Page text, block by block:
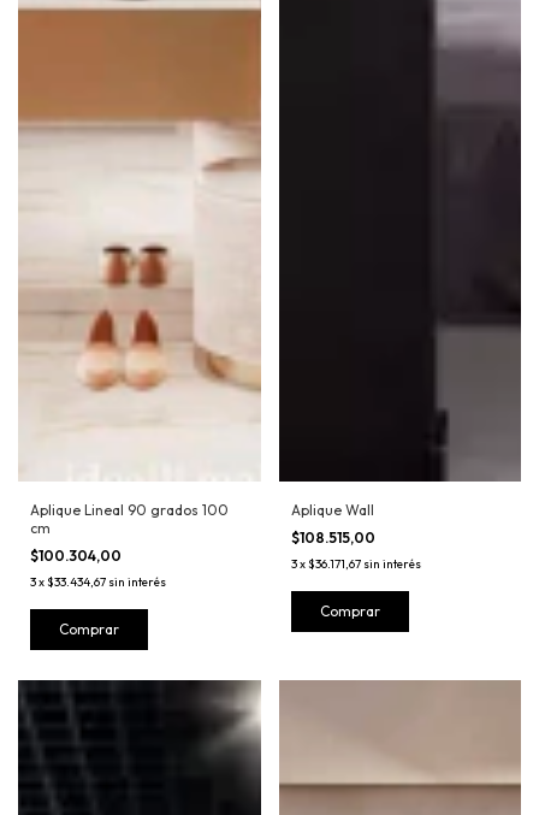
Aplique Lineal 90 grados 100
cm
$100.304,00
3x$33.434,67 sin interés
Comprar
Aplique Wall
$108.515,00
3x$36.171,67 sin interés
Comprar